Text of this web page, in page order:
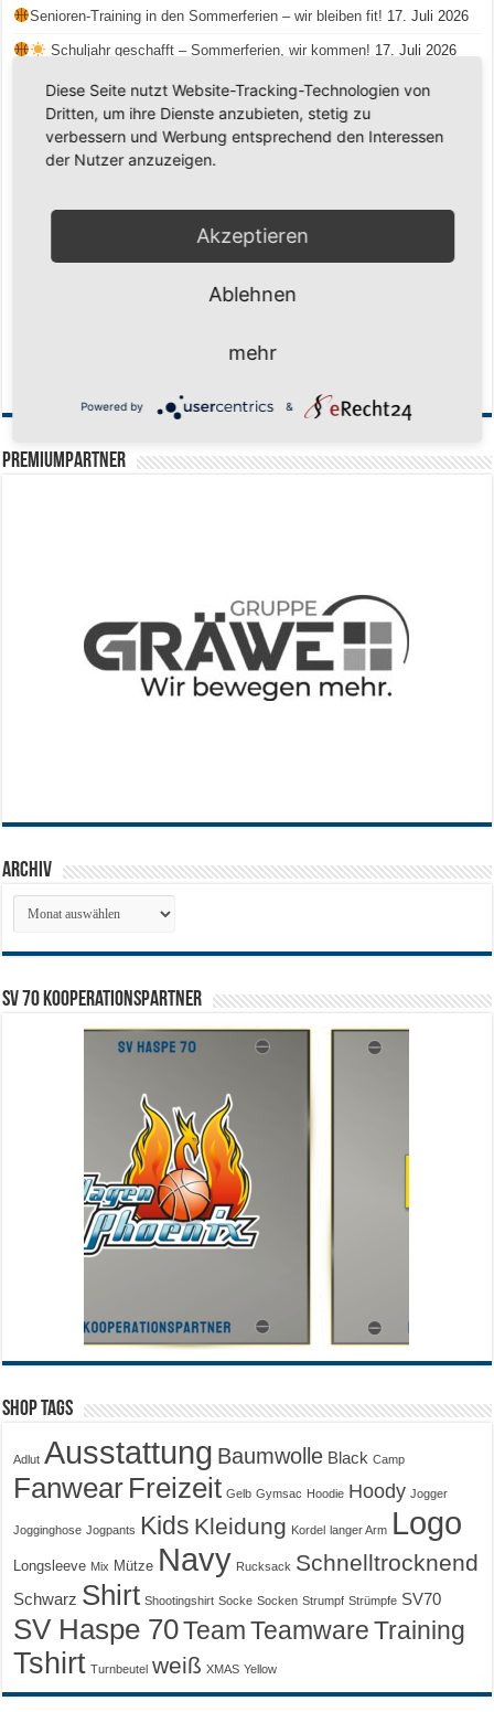
Senioren-Training in den Sommerferien – wir bleiben fit! 17. Juli 2026
Schuljahr geschafft – Sommerferien, wir kommen! 17. Juli 2026
Team LOCO Germany wird Vize-Europameister 2026 9. Juli 2026
Reise nach Berlin – 4 Talente aus Hagener Vereinen mit dem WBV
unterwegs 18. Juni 2026
Saison 2026/2027 Trainingszeiten Jugend
Regionalliga-Meister SV Haspe 70 12. Mai 2026
Historischer Triumph in Langen: Ü45 krönt sich zum fünften Mal in Folge
zum Deutschen Meister 11. Mai 2026
Zum Heimabschluss ein Ausrufezeichen 9. Mai 2026
PREMIUMPARTNER
Archiv
Archiv
SV 70 Kooperationspartner
Shop Tags
Adlut Ausstattung Baumwolle Black Camp
Fanwear Freizeit Gelb Gymsac Hoodie Hoody Jogger
Jogginghose Jogpants Kids Kleidung Kordel langer Arm Logo
Longsleeve Mix Mütze Navy Rucksack Schnelltrocknend
Schwarz Shirt Shootingshirt Socke Socken Strumpf Strümpfe SV70
SV Haspe 70Team Teamware Training
Tshirt Turnbeutel weiß XMAS Yellow
Diese Seite nutzt Website-Tracking-Technologien von
Dritten, um ihre Dienste anzubieten, stetig zu
verbessern und Werbung entsprechend den Interessen
der Nutzer anzuzeigen.
Akzeptieren
Ablehnen
mehr
Powered by &